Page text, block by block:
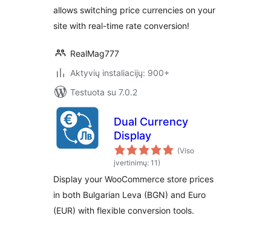
allows switching price currencies on your
site with real-time rate conversion!
RealMag777
Aktyvių instaliacijų: 900+
Testuota su 7.0.2
Dual Currency
Display
(Viso
įvertinimų: 11)
Display your WooCommerce store prices
in both Bulgarian Leva (BGN) and Euro
(EUR) with flexible conversion tools.